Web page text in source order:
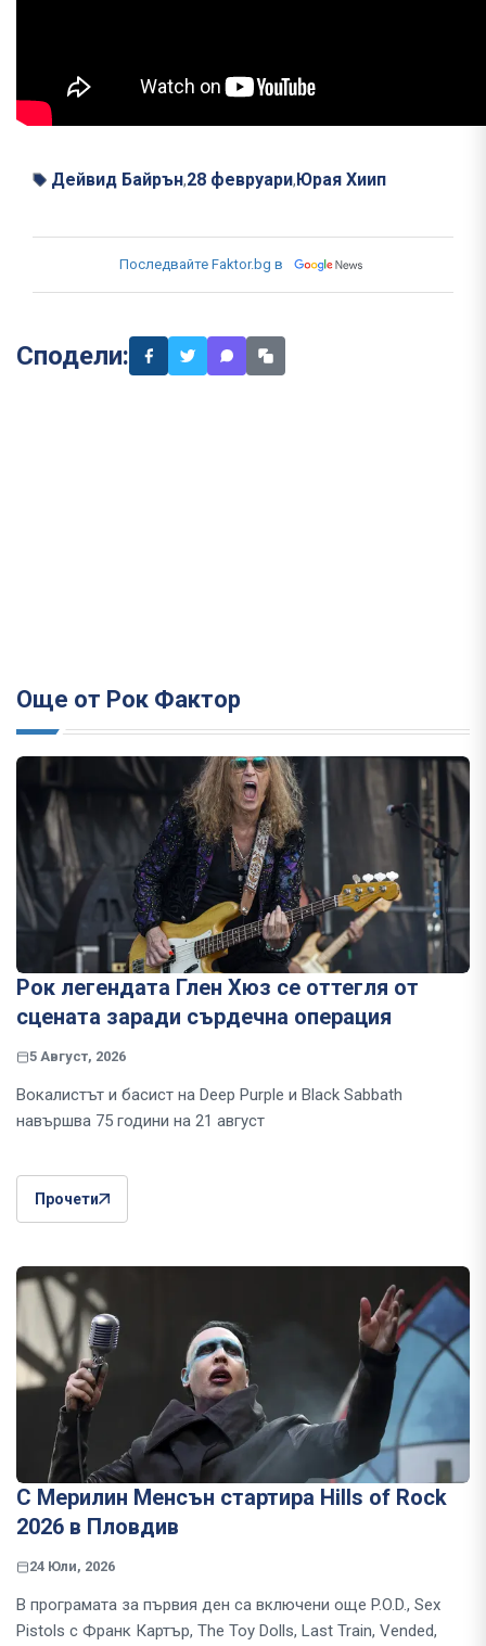
Дейвид Байрън,28 февруари, Юрая Хиип
Последвайте Faktor.bg в
Сподели:
Още от Рок Фактор
Рок легендата Глен Хюз се оттегля от
сцената заради сърдечна операция
5 Август, 2026
Вокалистът и басист на Deep Purple и Black Sabbath
навършва 75 години на 21 август
Прочети
С Мерилин Менсън стартира Hills of Rock
2026 в Пловдив
24 Юли, 2026
В програмата за първия ден са включени още P.O.D., Sex
Pistols с Франк Картър, The Toy Dolls, Last Train, Vended,